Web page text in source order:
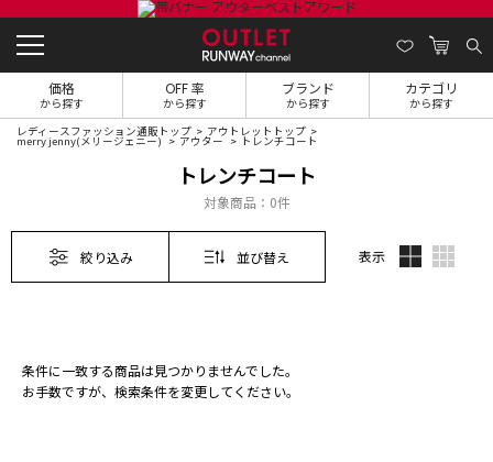
価格
から探す
OFF 率
から探す
ブランド
から探す
カテゴリ
から探す
レディースファッション通販トップ アウトレットトップ
merry jenny(メリージェニー) アウター トレンチコート
トレンチコート
対象商品： 0件
絞り込み 並び替え 表示
条件に一致する商品は見つかりませんでした。
お手数ですが、検索条件を変更してください。